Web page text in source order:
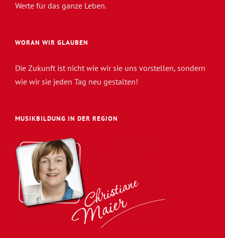
Werte für das ganze Leben.
WORAN WIR GLAUBEN
Die Zukunft ist nicht wie wir sie uns vorstellen, sondern
wie wir sie jeden Tag neu gestalten!
MUSIKBILDUNG IN DER REGION